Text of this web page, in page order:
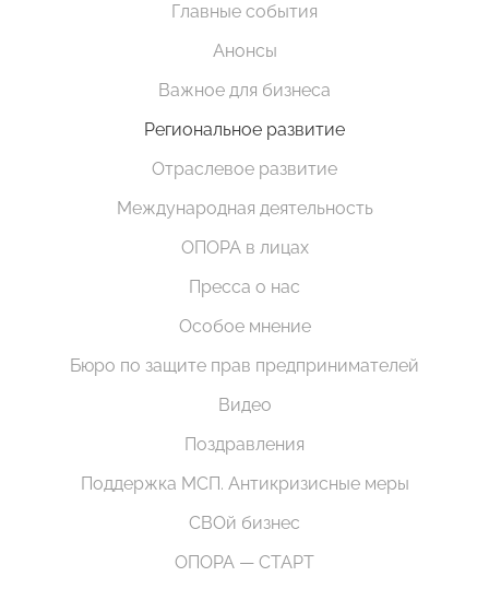
Главные события
Анонсы
Важное для бизнеса
Региональное развитие
Отраслевое развитие
Международная деятельность
ОПОРА в лицах
Пресса о нас
Особое мнение
Бюро по защите прав предпринимателей
Видео
Поздравления
Поддержка МСП. Антикризисные меры
СВОй бизнес
ОПОРА — СТАРТ